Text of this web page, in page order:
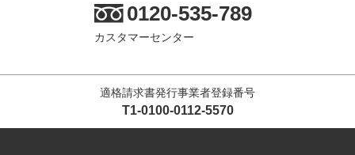
0120-535-789
カスタマーセンター
適格請求書発行事業者登録番号
T1-0100-0112-5570